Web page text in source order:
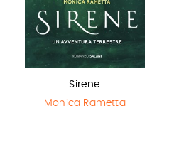
Sirene
Monica Rametta